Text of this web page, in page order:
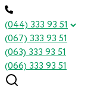
(044) 333 93 51
(067) 333 93 51
(063) 333 93 51
(066) 333 93 51